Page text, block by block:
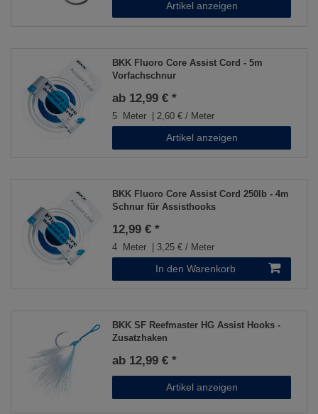
Artikel anzeigen
BKK Fluoro Core Assist Cord - 5m
Vorfachschnur
ab 12,99 € *
5 Meter | 2,60 € / Meter
Artikel anzeigen
BKK Fluoro Core Assist Cord 250lb - 4m
Schnur für Assisthooks
12,99 € *
4 Meter | 3,25 € / Meter
In den Warenkorb
BKK SF Reefmaster HG Assist Hooks -
Zusatzhaken
ab 12,99 € *
Artikel anzeigen